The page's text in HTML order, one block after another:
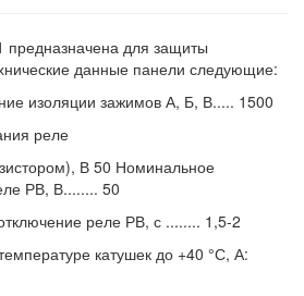
для защиты
данные панели следующие:
изоляции зажимов А, Б, В..... 1500
реле
В 50 Номинальное
РВ, В........ 50
реле РВ, с ........ 1,5-2
катушек до +40 °С, А: